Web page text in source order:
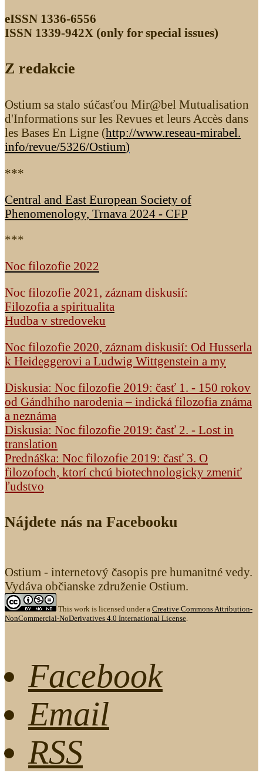
eISSN 1336-6556
ISSN 1339­-942X (only for special issues)
Z redakcie
Ostium sa stalo súčasťou Mir@bel Mutualisation
d'Informations sur les Revues et leurs Accès dans
les Bases En Ligne (http://www.reseau-mirabel.
info/revue/5326/Ostium)
***
Central and East European Society of
Phenomenology, Trnava 2024 - CFP
***
Noc filozofie 2022
Noc filozofie 2021, záznam diskusií:
Filozofia a spiritualita
Hudba v stredoveku
Noc filozofie 2020, záznam diskusií: Od Husserla
k Heideggerovi a Ludwig Wittgenstein a my
Diskusia: Noc filozofie 2019: časť 1. - 150 rokov
od Gándhího narodenia – indická filozofia známa
a neznáma
Diskusia: Noc filozofie 2019: časť 2. - Lost in
translation
Prednáška: Noc filozofie 2019: časť 3. O
filozofoch, ktorí chcú biotechnologicky zmeniť
ľudstvo
Nájdete nás na Facebooku
Ostium - internetový časopis pre humanitné vedy.
Vydáva občianske združenie Ostium.
This work is licensed under a Creative Commons Attribution-
NonCommercial-NoDerivatives 4.0 International License
Facebook
Email
RSS